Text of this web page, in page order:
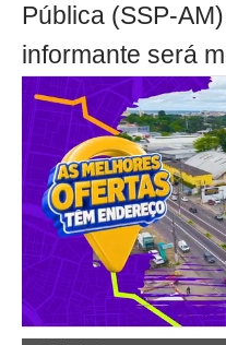
Pública (SSP-
informante será